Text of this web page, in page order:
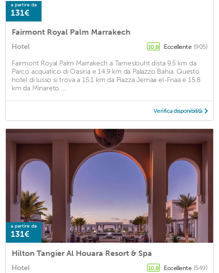
a partire da
131€
Fairmont Royal Palm Marrakech
Hotel 10,8 Eccellente (905)
Fairmont Royal Palm Marrakech a Tameslouht dista 9,5 km da
Parco acquatico di Oasiria e 14,9 km da Palazzo Bahia. Questo
hotel di lusso si trova a 15,1 km da Piazza Jemaa el-Fnaa e 15,8
km da Minareto ...
Verifica disponibilità
a partire da
131€
Hilton Tangier Al Houara Resort & Spa
Hotel 10,8 Eccellente (549)